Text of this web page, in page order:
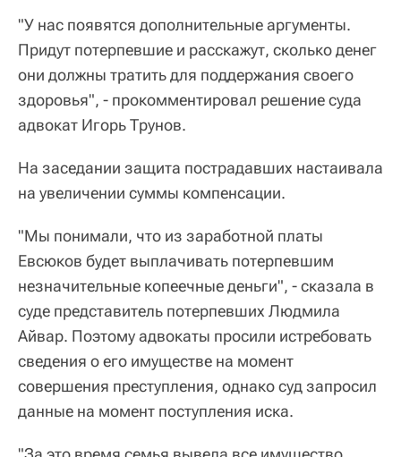
"У нас появятся дополнительные аргументы.
Придут потерпевшие и расскажут, сколько денег
они должны тратить для поддержания своего
здоровья", - прокомментировал решение суда
адвокат Игорь Трунов.
На заседании защита пострадавших настаивала
на увеличении суммы компенсации.
"Мы понимали, что из заработной платы
Евсюков будет выплачивать потерпевшим
незначительные копеечные деньги", - сказала в
суде представитель потерпевших Людмила
Айвар. Поэтому адвокаты просили истребовать
сведения о его имуществе на момент
совершения преступления, однако суд запросил
данные на момент поступления иска.